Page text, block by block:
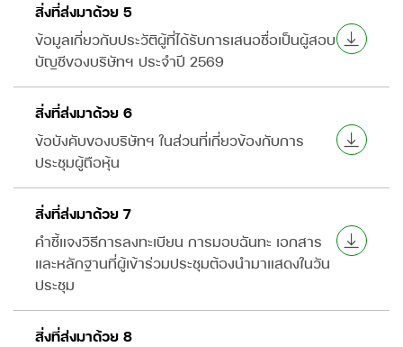
สิ่งที่ส่งมาด้วย 5
ข้อมูลเกี่ยวกับประวัติผู้ที่ได้รับการเสนอชื่อเป็นผู้สอบ
บัญชีของบริษัทฯ ประจำปี 2569
สิ่งที่ส่งมาด้วย 6
ข้อบังคับของบริษัทฯ ในส่วนที่เกี่ยวข้องกับการ
ประชุมผู้ถือหุ้น
สิ่งที่ส่งมาด้วย 7
คำชี้แจงวิธีการลงทะเบียน การมอบฉันทะ เอกสาร
และหลักฐานที่ผู้เข้าร่วมประชุมต้องนำมาแสดงในวัน
ประชุม
สิ่งที่ส่งมาด้วย 8